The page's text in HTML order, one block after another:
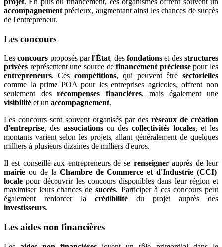
projet. En plus du financement, ces organismes offrent souvent un
accompagnementprécieux, augmentant ainsi les chances de succès
de l'entrepreneur.
Les concours
Lesconcours proposés parl'État, desfondationset desstructures
privées représentent une source definancement précieusepour les
entrepreneurs. Ces compétitions, qui peuvent être sectorielles
comme la prime POA pour les entreprises agricoles, offrent non
seulement des récompenses financières, mais également une
visibilité et un accompagnement.
Les concours sont souvent organisés par des réseaux de création
d'entreprise, des associationsou descollectivités locales, et les
montants varient selon les projets, allant généralement de quelques
milliers à plusieurs dizaines de milliers d'euros.
Il est conseillé aux entrepreneurs de se renseignerauprès de leur
mairie ou de la Chambre de Commerce et d'Industrie (CCI)
locale pour découvrir les concours disponibles dans leur région et
maximiser leurs chances desuccès. Participer à ces concours peut
également renforcer la crédibilité du projet auprès des
investisseurs.
Les aides non financières